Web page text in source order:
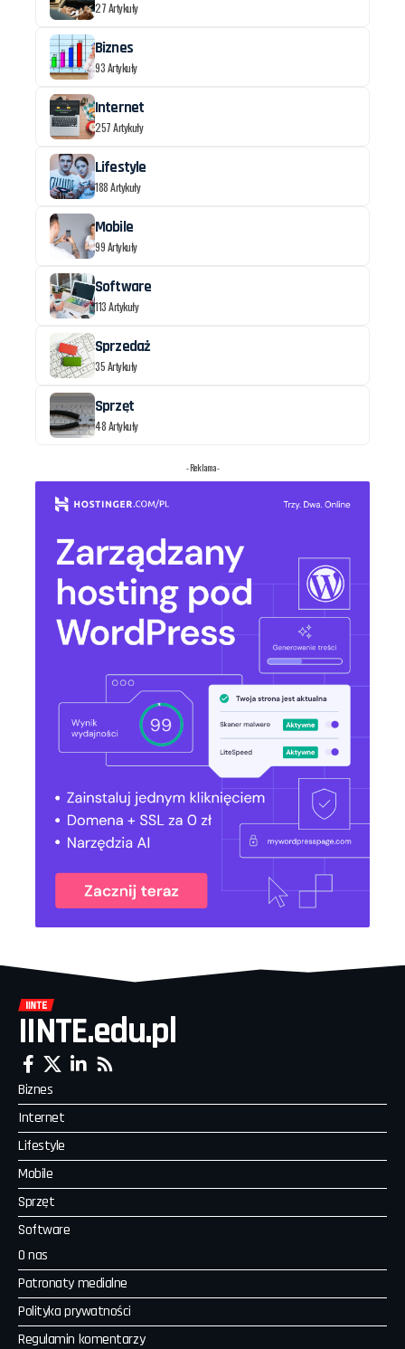
27 Artykuły
Biznes
93 Artykuły
Internet
257 Artykuły
Lifestyle
188 Artykuły
Mobile
99 Artykuły
Software
113 Artykuły
Sprzedaż
35 Artykuły
Sprzęt
48 Artykuły
- Reklama -
IINTE.edu.pl
Biznes
Internet
Lifestyle
Mobile
Sprzęt
Software
O nas
Patronaty medialne
Polityka prywatności
Regulamin komentarzy